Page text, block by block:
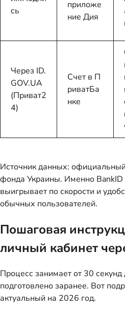
сь
приложе
ние Дия
Через ID.
GOV.UA
(Приват2
4)
Счет в П
риватБа
нке
Источник данных:
фонда Украины. Именно BankID
выигрывает по скорости и
обычных пользователей.
Пошаговая
личный кабинет
Процесс занимает от 30 секунд
подготовлено заранее. Вот
актуальный на 2026 год.